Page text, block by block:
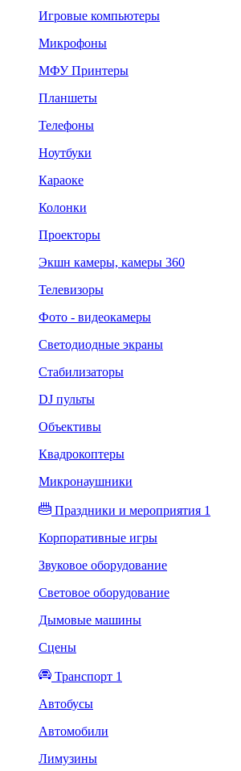
Игровые компьютеры
Микрофоны
МФУ Принтеры
Планшеты
Телефоны
Ноутбуки
Караоке
Колонки
Проекторы
Экшн камеры, камеры 360
Телевизоры
Фото - видеокамеры
Светодиодные экраны
Стабилизаторы
DJ пульты
Объективы
Квадрокоптеры
Микронаушники
Праздники и мероприятия 1
Корпоративные игры
Звуковое оборудование
Световое оборудование
Дымовые машины
Сцены
Транспорт 1
Автобусы
Автомобили
Лимузины